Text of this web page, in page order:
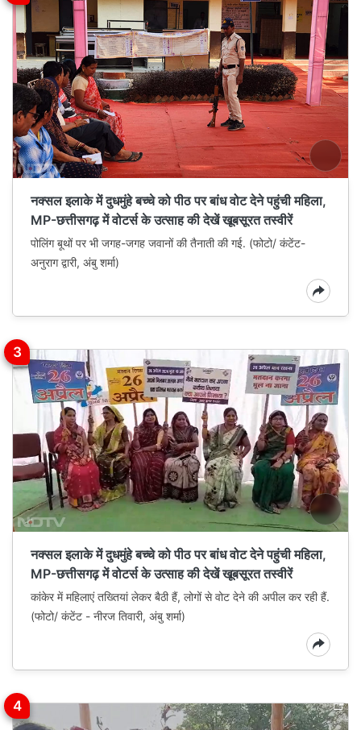
नक्सल इलाके में दुधमुंहे बच्चे को पीठ पर बांध वोट देने पहुंची महिला,
MP-छत्तीसगढ़ में वोटर्स के उत्साह की देखें खूबसूरत तस्वीरें
पोलिंग बूथों पर भी जगह-जगह जवानों की तैनाती की गई. (फोटो/ कंटेंट-
अनुराग द्वारी, अंबु शर्मा)
नक्सल इलाके में दुधमुंहे बच्चे को पीठ पर बांध वोट देने पहुंची महिला,
MP-छत्तीसगढ़ में वोटर्स के उत्साह की देखें खूबसूरत तस्वीरें
कांकेर में महिलाएं तख्तियां लेकर बैठी हैं, लोगों से वोट देने की अपील कर रही हैं.
(फोटो/ कंटेंट - नीरज तिवारी, अंबु शर्मा)